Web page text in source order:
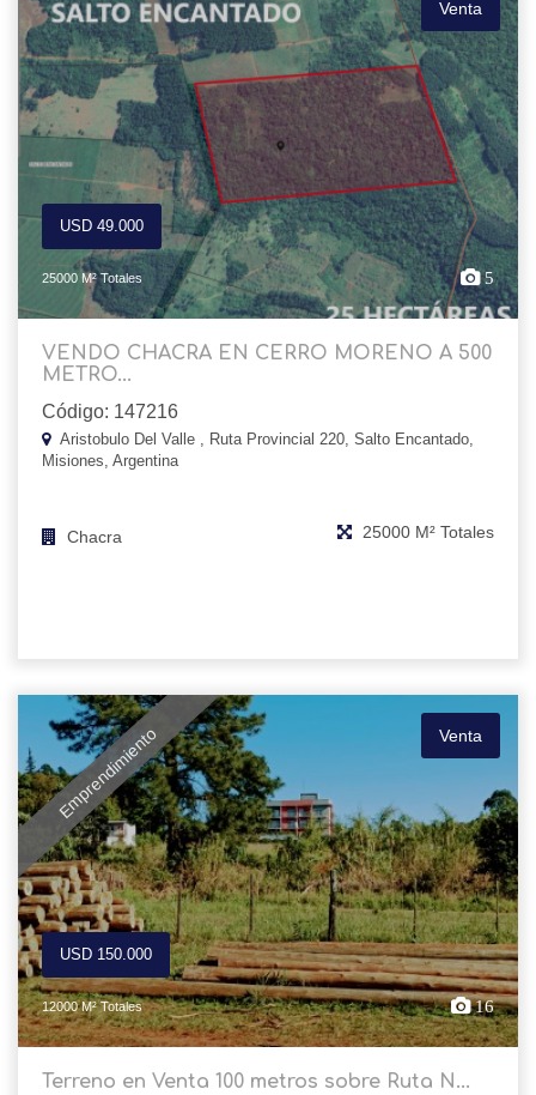
Venta
USD 49.000
25000 M² Totales 5
VENDO CHACRA EN CERRO MORENO A 500
METRO...
Código: 147216
Aristobulo Del Valle , Ruta Provincial 220, Salto Encantado,
Misiones, Argentina
Chacra 25000 M² Totales
Emprendimiento Venta
USD 150.000
12000 M² Totales 16
Terreno en Venta 100 metros sobre Ruta N...